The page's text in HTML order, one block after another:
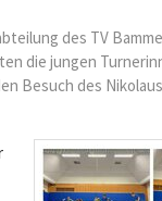
des TV
die jungen
Besuch des